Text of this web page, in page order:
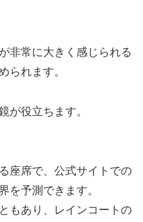
非常に大きく感じられる
られます。
が役立ちます。
座席で、公式サイトでの
を予測できます。
もあり、レインコートの